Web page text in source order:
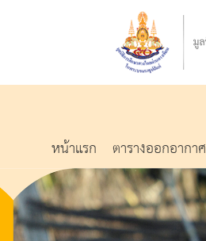
หน้าแรก ตารางออกอากาศ